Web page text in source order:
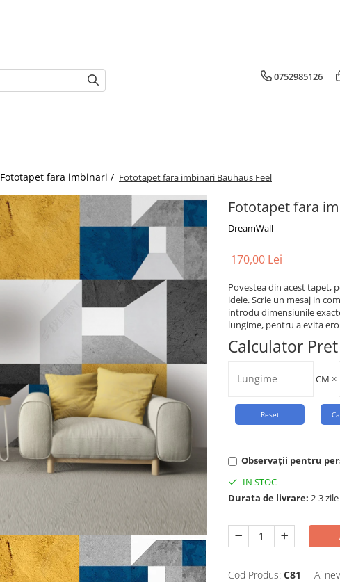
0752985126
Fototapet fara imbinari / Fototapet fara imbinari Bauhaus Feel
Fototapet fara
DreamWall
170,00 Lei
Povestea din acest tapet,
ideie. Scrie un mesaj in
introdu dimensiunile
lungime, pentru a evita
Calculator
CM ×
Observații pentru
IN STOC
Durata de livrare: 2-3 zile
Cod Produs: C81 Ai